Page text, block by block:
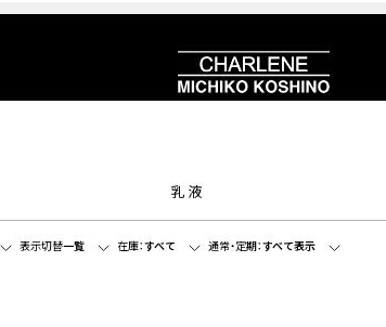
乳液
表示切替一覧 在庫：すべて 通常・定期：すべて表示